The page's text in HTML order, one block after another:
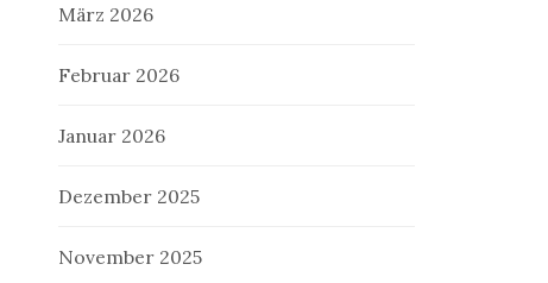
März 2026
Februar 2026
Januar 2026
Dezember 2025
November 2025